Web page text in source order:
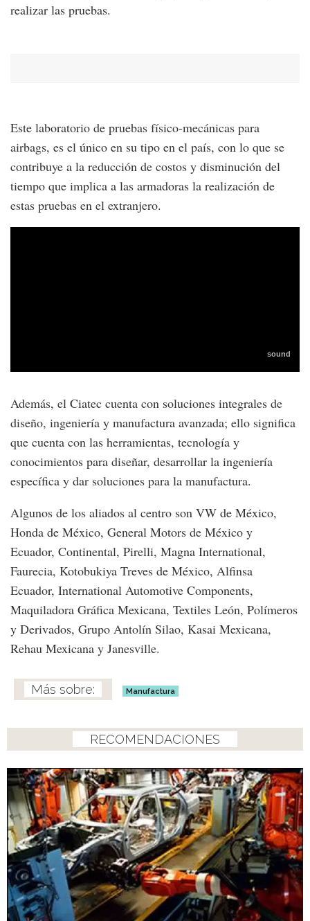
realizar las pruebas.
Este laboratorio de pruebas físico-mecánicas para
airbags, es el único en su tipo en el país, con lo que se
contribuye a la reducción de costos y disminución del
tiempo que implica a las armadoras la realización de
estas pruebas en el extranjero.
Además, el Ciatec cuenta con soluciones integrales de
diseño, ingeniería y manufactura avanzada; ello significa
que cuenta con las herramientas, tecnología y
conocimientos para diseñar, desarrollar la ingeniería
específica y dar soluciones para la manufactura.
Algunos de los aliados al centro son VW de México,
Honda de México, General Motors de México y
Ecuador, Continental, Pirelli, Magna International,
Faurecia, Kotobukiya Treves de México, Alfinsa
Ecuador, International Automotive Components,
Maquiladora Gráfica Mexicana, Textiles León, Polímeros
y Derivados, Grupo Antolín Silao, Kasai Mexicana,
Rehau Mexicana y Janesville.
Manufactura
RECOMENDACIONES